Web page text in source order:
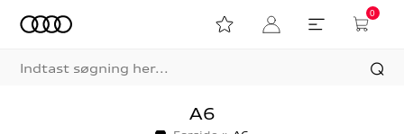
0
A6